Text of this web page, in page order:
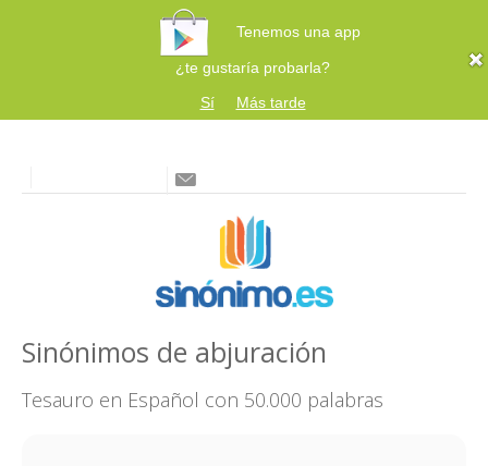
Tenemos una app
¿te gustaría probarla?
Sí
Más tarde
Sinónimos de abjuración
Tesauro en Español con 50.000 palabras